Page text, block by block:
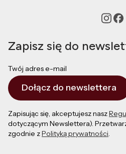
Zapisz się do
Twój adres e-mail
Dołącz do newslettera
Zapisując się, akceptujesz nasz
dotyczącym Newslettera).
zgodnie zPolityką prywatności